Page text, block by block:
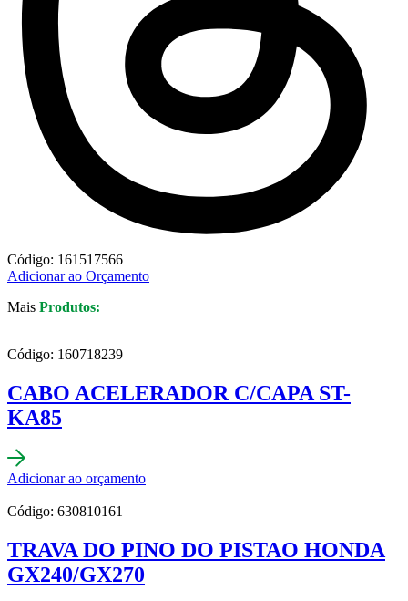
Código: 161517566
Adicionar ao Orçamento
Mais Produtos:
Código: 160718239
CABO ACELERADOR C/CAPA ST-
KA85
Adicionar ao orçamento
Código: 630810161
TRAVA DO PINO DO PISTAO HONDA
GX240/GX270